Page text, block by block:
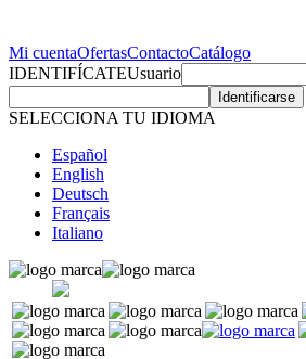
Mi cuentaOfertasContactoCatálogo
IDENTIFÍCATEUsuario
SELECCIONA TU IDIOMA
Español
English
Deutsch
Français
Italiano